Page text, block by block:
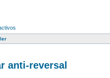
anti-reversal